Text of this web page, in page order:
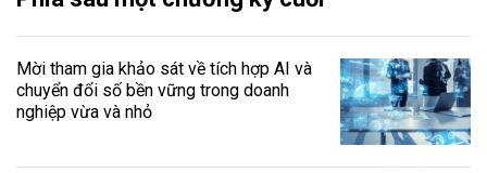
Mời tham gia khảo sát về tích hợp AI và
chuyển đổi số bền vững trong doanh
nghiệp vừa và nhỏ